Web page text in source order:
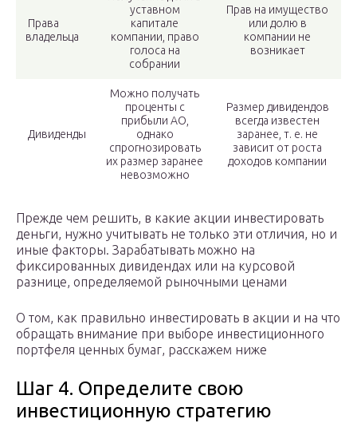
Права
владельца
уставном
капитале
компании, право
голоса на
собрании
Прав на имущество
или долю в
компании не
возникает
Дивиденды
Можно получать
проценты с
прибыли АО,
однако
спрогнозировать
их размер заранее
невозможно
Размер дивидендов
всегда известен
заранее, т. е. не
зависит от роста
доходов компании
Прежде чем решить, в какие акции инвестировать
деньги, нужно учитывать не только эти отличия, но и
иные факторы. Зарабатывать можно на
фиксированных дивидендах или на курсовой
разнице, определяемой рыночными ценами
О том, как правильно инвестировать в акции и на что
обращать внимание при выборе инвестиционного
портфеля ценных бумаг, расскажем ниже
Шаг 4. Определите свою
инвестиционную стратегию